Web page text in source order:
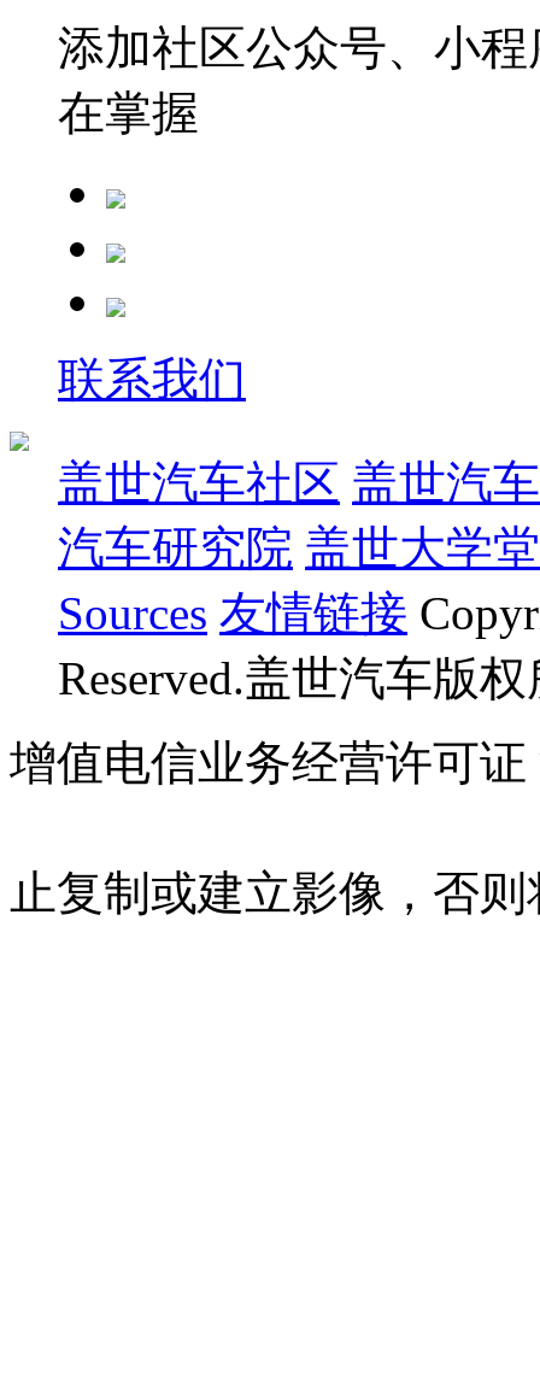
添加社区公众号、小
在掌握
联系我们
盖世汽车社区 盖世汽
汽车研究院 盖世大学堂
Sources 友情链接
Reserved.盖世汽车版
增值电信业务经营许可证
止复制或建立影像，否